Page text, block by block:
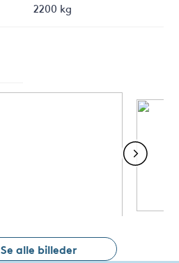
2200 kg
Se alle billeder